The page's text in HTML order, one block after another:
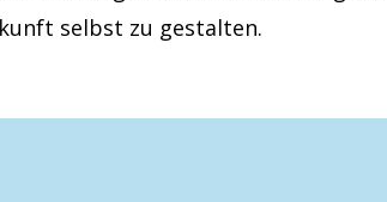
selbst zu gestalten.